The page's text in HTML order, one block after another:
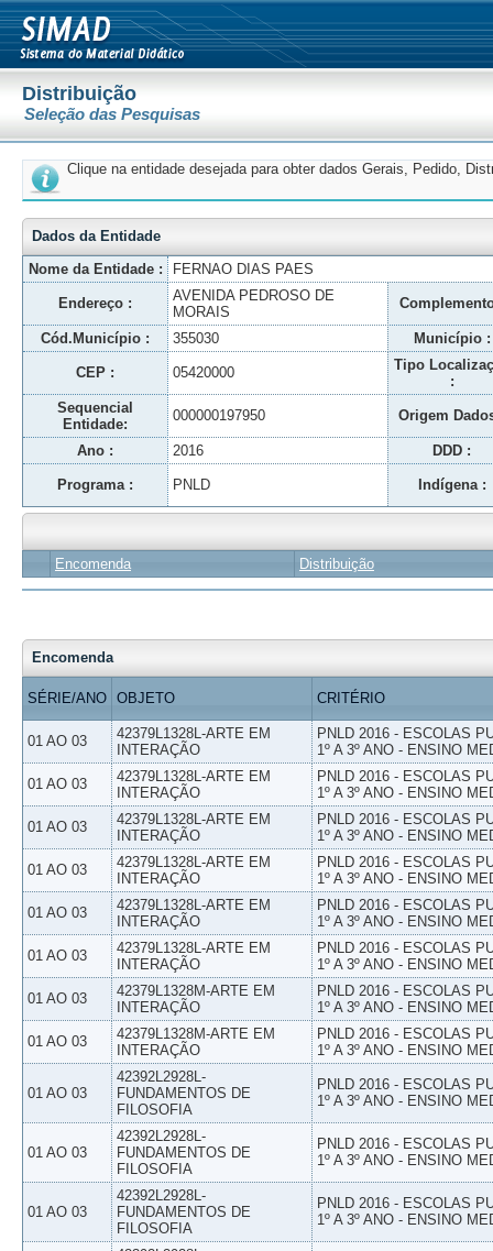
Distribuição
Seleção das Pesquisas
Clique na entidade desejada para obter dados Gerais, Pedido,
Dados da Entidade
Nome da Entidade :
FERNAO DIAS PAES
Endereço :
AVENIDA PEDROSO DE
MORAIS
Cód.Município : 355030 Município :
CEP : 05420000
Tipo
:
Sequencial
Entidade:
000000197950 Origem
Ano : 2016 DDD :
Programa : PNLD Indígena :
Encomenda Distribuição
Encomenda
SÉRIE/ANO OBJETO CRITÉRIO
01 AO 03
42379L1328L-ARTE EM
INTERAÇÃO
PNLD 2016 - ESCOLAS
1º A 3º ANO - ENSINO
01 AO 03
42379L1328L-ARTE EM
INTERAÇÃO
PNLD 2016 - ESCOLAS
1º A 3º ANO - ENSINO
01 AO 03
42379L1328L-ARTE EM
INTERAÇÃO
PNLD 2016 - ESCOLAS
1º A 3º ANO - ENSINO
01 AO 03
42379L1328L-ARTE EM
INTERAÇÃO
PNLD 2016 - ESCOLAS
1º A 3º ANO - ENSINO
01 AO 03
42379L1328L-ARTE EM
INTERAÇÃO
PNLD 2016 - ESCOLAS
1º A 3º ANO - ENSINO
01 AO 03
42379L1328L-ARTE EM
INTERAÇÃO
PNLD 2016 - ESCOLAS
1º A 3º ANO - ENSINO
01 AO 03
42379L1328M-ARTE EM
INTERAÇÃO
PNLD 2016 - ESCOLAS
1º A 3º ANO - ENSINO
01 AO 03
42379L1328M-ARTE EM
INTERAÇÃO
PNLD 2016 - ESCOLAS
1º A 3º ANO - ENSINO
01 AO 03
42392L2928L-
FUNDAMENTOS DE
FILOSOFIA
PNLD 2016 - ESCOLAS
1º A 3º ANO - ENSINO
01 AO 03
42392L2928L-
FUNDAMENTOS DE
FILOSOFIA
PNLD 2016 - ESCOLAS
1º A 3º ANO - ENSINO
01 AO 03
42392L2928L-
FUNDAMENTOS DE
FILOSOFIA
PNLD 2016 - ESCOLAS
1º A 3º ANO - ENSINO